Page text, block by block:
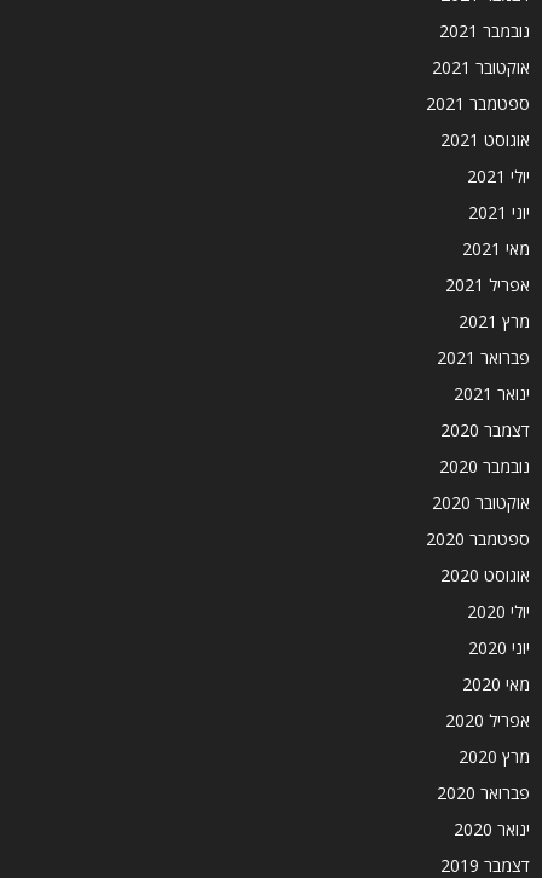
נובמבר 2021
אוקטובר 2021
ספטמבר 2021
אוגוסט 2021
יולי 2021
יוני 2021
מאי 2021
אפריל 2021
מרץ 2021
פברואר 2021
ינואר 2021
דצמבר 2020
נובמבר 2020
אוקטובר 2020
ספטמבר 2020
אוגוסט 2020
יולי 2020
יוני 2020
מאי 2020
אפריל 2020
מרץ 2020
פברואר 2020
ינואר 2020
דצמבר 2019